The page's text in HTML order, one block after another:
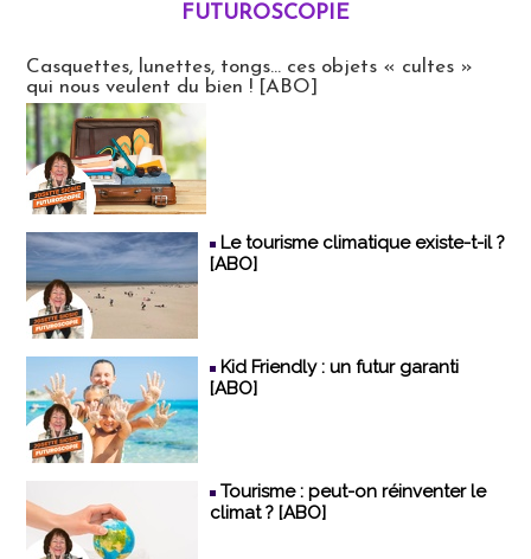
FUTUROSCOPIE
Casquettes, lunettes, tongs... ces objets « cultes »
qui nous veulent du bien ! [ABO]
Le tourisme climatique existe-t-il ?
[ABO]
Kid Friendly : un futur garanti
[ABO]
Tourisme : peut-on réinventer le
climat ? [ABO]